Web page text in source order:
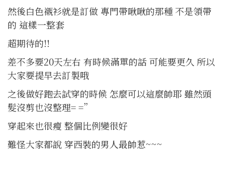
然後白色襯衫就是訂做 專門帶啾啾的那種 不是領帶
的 這樣一整套
超期待的!!
差不多要20天左右 有時候滿單的話 可能要更久 所以
大家要提早去訂製哦
之後做好跑去試穿的時候 怎麼可以這麼帥耶 雖然頭
髮沒剪也沒整理= =”
穿起來也很瘦 整個比例變很好
難怪大家都說 穿西裝的男人最帥惹~~~